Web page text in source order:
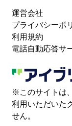
運営会社
プライバシーポ
利用規約
電話自動応答サ
※このサイトは
利用いただいた
せん。